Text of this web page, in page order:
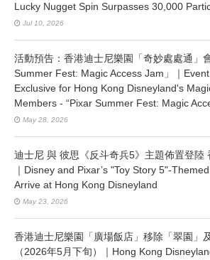
Lucky Nugget Spin Surpasses 30,000
Jul 10, 2026
活動預告：香港迪士尼樂園「奇妙處處通」
Summer Fest: Magic Access Jam」｜
Exclusive for Hong Kong Disneyland's
Members - “Pixar Summer Fest: Magic
May 28, 2026
迪士尼 與 彼思《反斗奇兵5》主題佈置登陸
｜Disney and Pixar’s "Toy Story 5"-
Arrive at Hong Kong Disneyland
May 23, 2026
香港迪士尼樂園「廣場飯店」移除「翠園」
（2026年5月下旬）｜Hong Kong